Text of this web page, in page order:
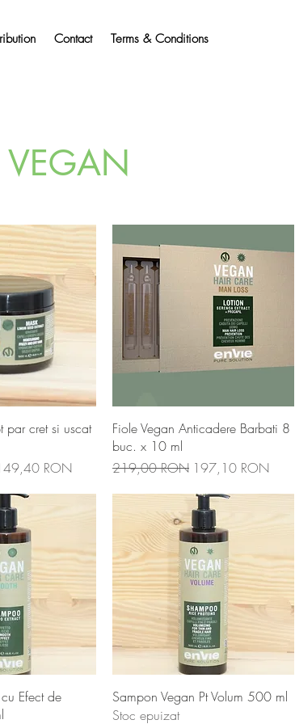
Contact Terms & Conditions
VEGAN
rapidă
par cret si uscat
redusRON
Afișare rapidă
Fiole Vegan Anticadere Barbati 8
buc. x 10 ml
Preț normal
219,00 RON Preț redus
197,10 RON
rapidă
Efect de
Afișare rapidă
Sampon Vegan Pt Volum 500 ml
Stoc epuizat